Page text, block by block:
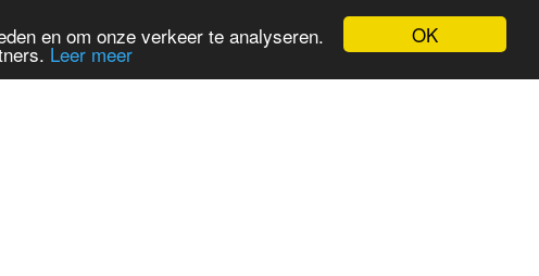
OK
en om onze verkeer te analyseren.
Leer meer